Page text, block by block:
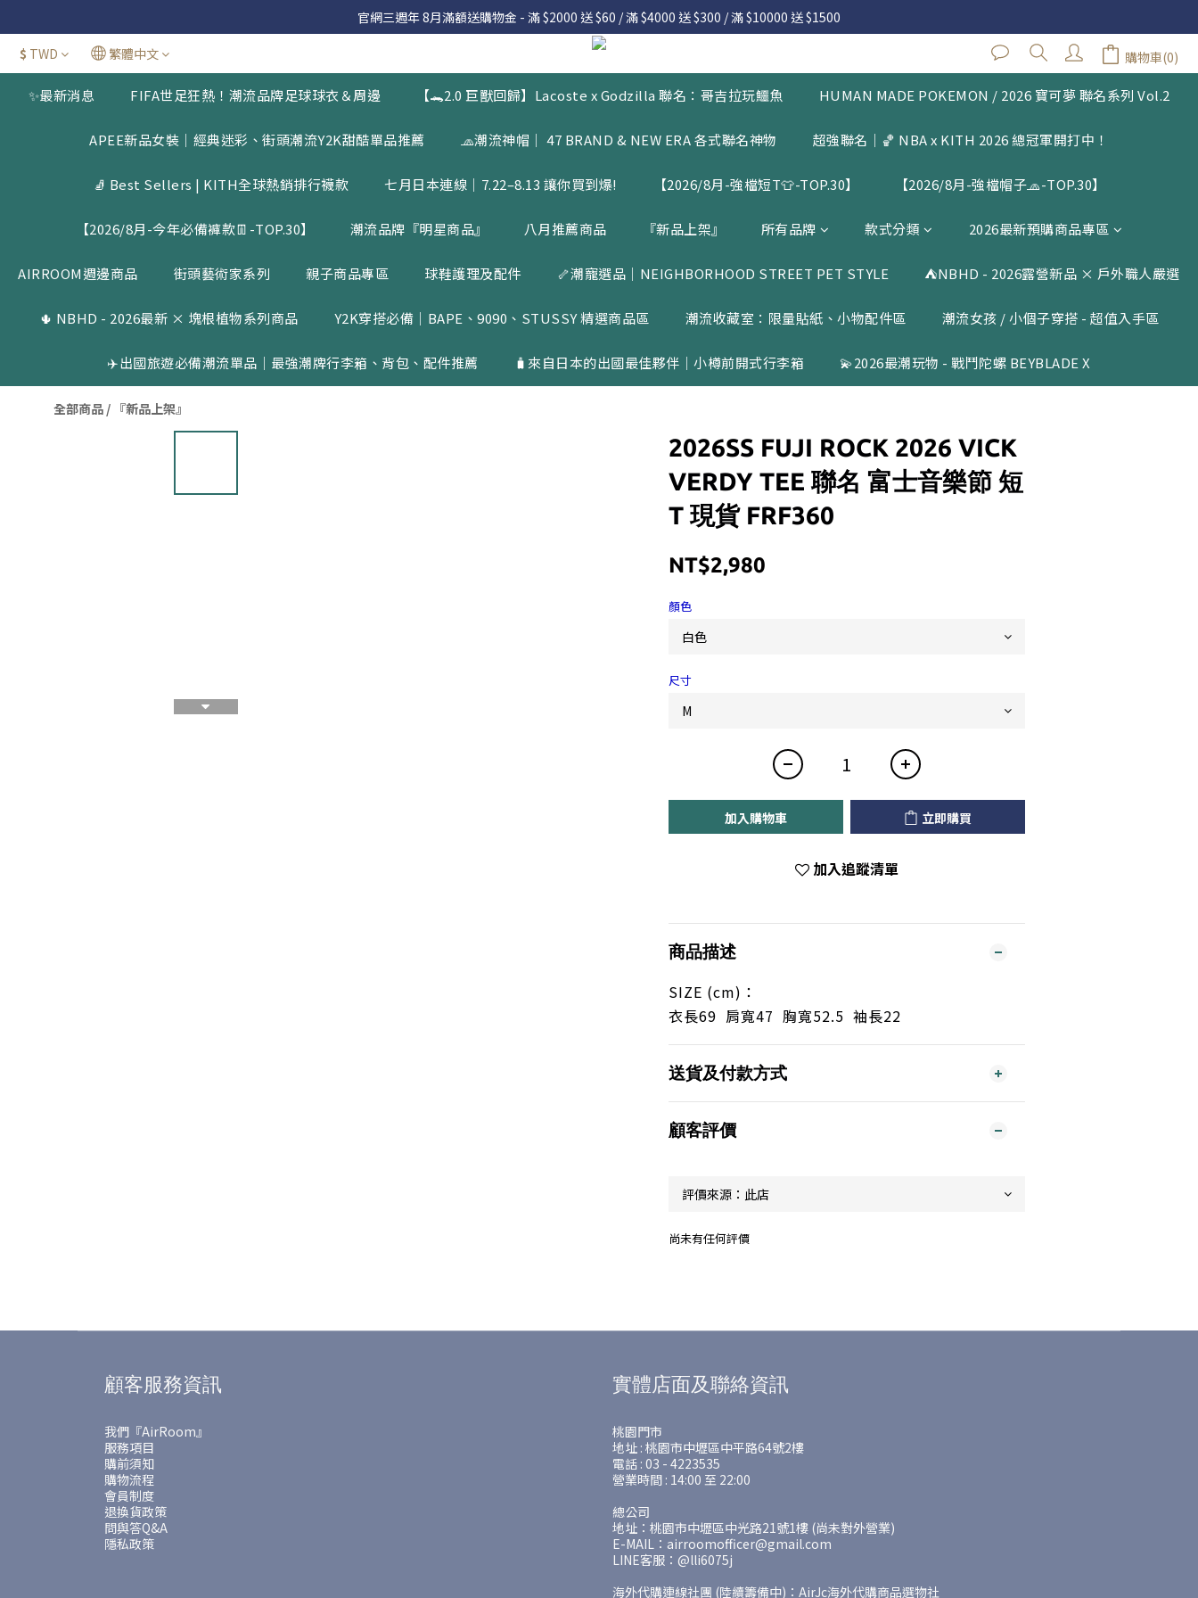
官網三週年 8月滿額送購物金 - 滿 $2000 送 $60 / 滿 $4000 送 $300 / 滿 $10000 送 $1500
官網三週年 8月滿額送購物金 - 滿 $2000 送 $60 / 滿 $4000 送 $300 / 滿 $10000 送 $1500
7.22 – 8.13 日本連線中，絕對讓你買到爆
新加入會員享有 $50購物金  |  消費滿$5000即可免運  |  會員好康制度請詳閱公告
$ TWD 繁體中文 購物車(0)
✨最新消息 FIFA世足狂熱！潮流品牌足球球衣＆周邊 【🐊2.0 巨獸回歸】Lacoste x Godzilla 聯名：哥吉拉玩鱷魚 HUMAN MADE POKEMON / 2026 寶可夢 聯名系列 Vol.2
APEE新品女裝｜經典迷彩、街頭潮流Y2K甜酷單品推薦 🧢潮流神帽｜ 47 BRAND & NEW ERA 各式聯名神物 超強聯名｜🏀 NBA x KITH 2026 總冠軍開打中！
🧦 Best Sellers | KITH全球熱銷排行襪款 七月日本連線｜7.22–8.13 讓你買到爆! 【2026/8月-強檔短T👕-TOP.30】 【2026/8月-強檔帽子🧢-TOP.30】
【2026/8月-今年必備褲款👖-TOP.30】 潮流品牌『明星商品』 八月推薦商品 『新品上架』 所有品牌 款式分類 2026最新預購商品專區
AIRROOM週邊商品 街頭藝術家系列 親子商品專區 球鞋護理及配件 🦴潮寵選品｜NEIGHBORHOOD STREET PET STYLE ⛺️NBHD - 2026露營新品 × 戶外職人嚴選
🌵 NBHD - 2026最新 × 塊根植物系列商品 Y2K穿搭必備｜BAPE、9090、STUSSY 精選商品區 潮流收藏室：限量貼紙、小物配件區 潮流女孩 / 小個子穿搭 - 超值入手區
✈️出國旅遊必備潮流單品｜最強潮牌行李箱、背包、配件推薦 🧳來自日本的出國最佳夥伴｜小樽前開式行李箱 💫2026最潮玩物 - 戰鬥陀螺 BEYBLADE X
全部商品 / 『新品上架』
2026SS FUJI ROCK 2026 VICK
VERDY TEE 聯名 富士音樂節 短
T 現貨 FRF360
NT$2,980
顏色
尺寸
加入購物車 立即購買
加入追蹤清單
商品描述
SIZE (cm)：
衣長69 肩寬47 胸寬52.5 袖長22
送貨及付款方式
顧客評價
尚未有任何評價
立即購買
顧客服務資訊
我們『AirRoom』
服務項目
購前須知
購物流程
會員制度
退換貨政策
問與答Q&A
隱私政策
實體店面及聯絡資訊
桃園門市
地址 : 桃園市中壢區中平路64號2樓
電話 : 03 - 4223535
營業時間 : 14:00 至 22:00
總公司
地址：桃園市中壢區中光路21號1樓 (尚未對外營業)
E-MAIL：airroomofficer@gmail.com
LINE客服：@lli6075j
海外代購連線社團 (陸續籌備中)： AirJc海外代購商品選物社